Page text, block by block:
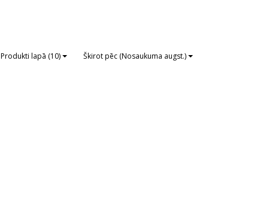
Produkti lapā (10) Škirot pēc (Nosaukuma augst.)